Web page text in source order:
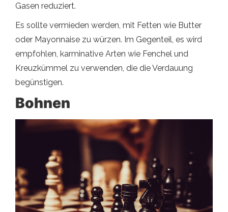
Gasen reduziert.
Es sollte vermieden werden, mit Fetten wie Butter
oder Mayonnaise zu würzen. Im Gegenteil, es wird
empfohlen, karminative Arten wie Fenchel und
Kreuzkümmel zu verwenden, die die Verdauung
begünstigen.
Bohnen